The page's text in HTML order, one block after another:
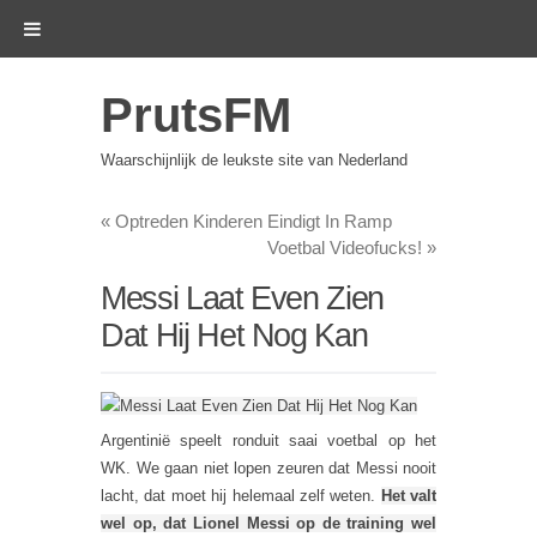
PrutsFM
Waarschijnlijk de leukste site van Nederland
« Optreden Kinderen Eindigt In Ramp
Voetbal Videofucks! »
Messi Laat Even Zien
Dat Hij Het Nog Kan
Argentinië speelt ronduit saai voetbal op het
WK. We gaan niet lopen zeuren dat Messi nooit
lacht, dat moet hij helemaal zelf weten. Het valt
wel op, dat Lionel Messi op de training wel